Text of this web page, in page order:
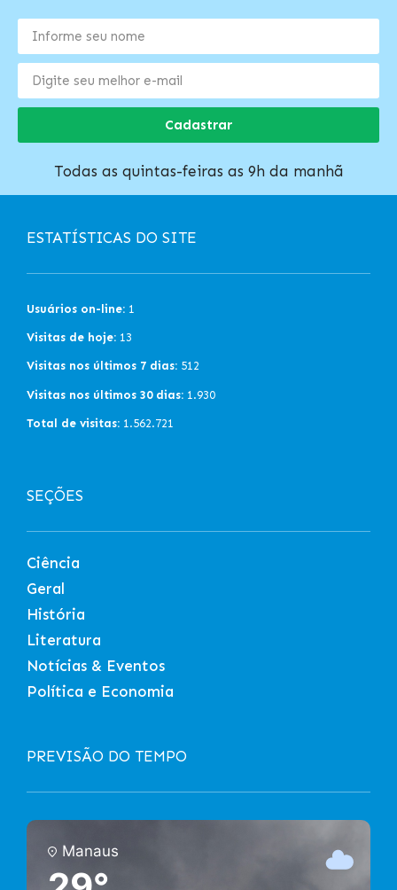
Cadastrar
Todas as quintas-feiras as 9h da manhã
ESTATÍSTICAS DO SITE
Usuários on-line: 1
Visitas de hoje: 13
Visitas nos últimos 7 dias: 512
Visitas nos últimos 30 dias: 1.930
Total de visitas: 1.562.721
SEÇÕES
Ciência
Geral
História
Literatura
Notícias & Eventos
Política e Economia
PREVISÃO DO TEMPO
Manaus